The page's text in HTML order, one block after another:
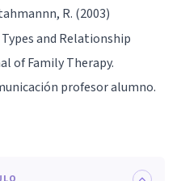
R. (2003)
and Relationship
of Family Therapy.
profesor alumno.